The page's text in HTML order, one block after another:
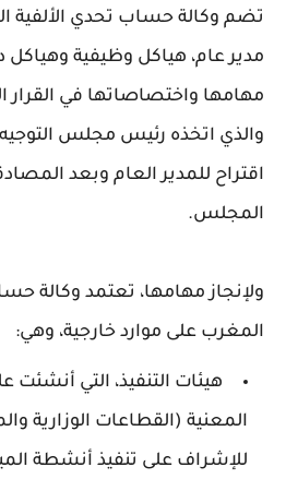
تضم وكالة حساب تحدي الألفية
مدير عام، هياكل وظيفية وهياكل
مهامها واختصاصاتها في القرار
والذي اتخذه رئيس مجلس التوجيه
اقتراح للمدير العام وبعد
المجلس.
ولإنجاز مهامها، تعتمد وكالة
المغرب على موارد خارجية، وهي:
هيئات التنفيذ، التي
المعنية (القطاعات الوزارية
للإشراف على تنفيذ أنشطة